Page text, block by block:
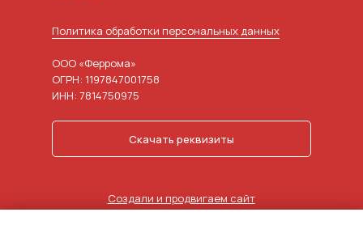
ООО «Феррома»
ОГРН: 1197847001758
ИНН: 7814750975
Политика обработки персональных данных
Скачать реквизиты
Создали и продвигаем сайт
в агентстве маркетинга